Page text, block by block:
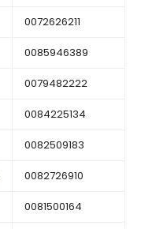
0072626211
0085946389
0079482222
0084225134
0082509183
0082726910
0081500164